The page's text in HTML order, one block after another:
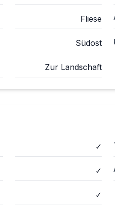
Fliese
Südost
Zur Landschaft
✓
✓
✓